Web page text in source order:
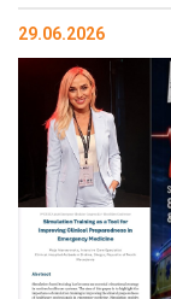
29.06.2026